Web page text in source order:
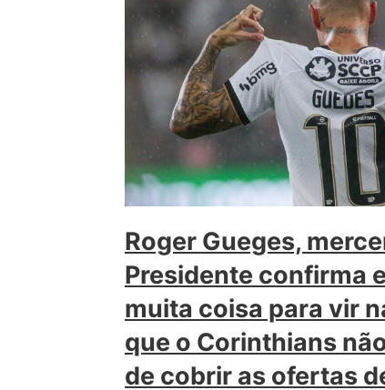
Roger Gueges,
Presidente confirma
muita coisa para vir
que o Corinthians
de cobrir as ofertas